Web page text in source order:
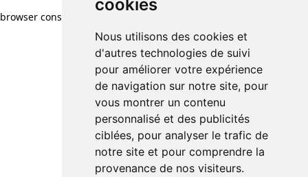
cookies
Nous utilisons des cookies et
d'autres technologies de suivi
pour améliorer votre expérience
de navigation sur notre site, pour
vous montrer un contenu
personnalisé et des publicités
ciblées, pour analyser le trafic de
notre site et pour comprendre la
provenance de nos visiteurs.
browser console for more information)